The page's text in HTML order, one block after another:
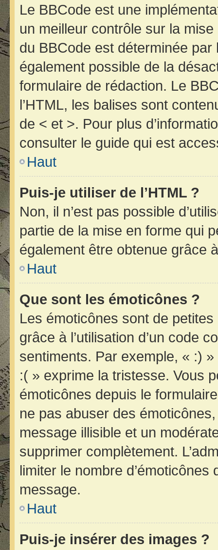
Le BBCode est une
un meilleur contrôle sur la mise
du BBCode est déterminée par
également possible de la
formulaire de rédaction. Le
l’HTML, les balises sont
de < et >. Pour plus
consulter le guide qui est
Haut
Puis-je utiliser de l’HTML ?
Non, il n’est pas possible
partie de la mise en forme qui
également être obtenue grâce
Haut
Que sont les émoticônes ?
Les émoticônes sont de
grâce à l’utilisation d’un code
sentiments. Par exemple, « :)
:( » exprime la tristesse. Vous
émoticônes depuis le
ne pas abuser des
message illisible et un
supprimer complètement.
limiter le nombre
message.
Haut
Puis-je insérer des images ?